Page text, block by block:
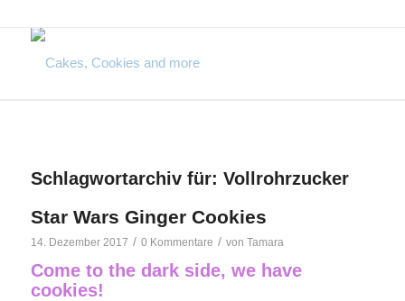
Schlagwortarchiv für: Vollrohrzucker
Star Wars Ginger Cookies
14. Dezember 2017 / 0 Kommentare / von Tamara
Come to the dark side, we have
cookies!